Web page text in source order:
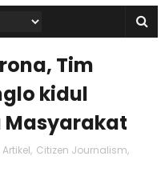
Tim
kidul
Masyarakat
Artikel, Citizen Journalism,